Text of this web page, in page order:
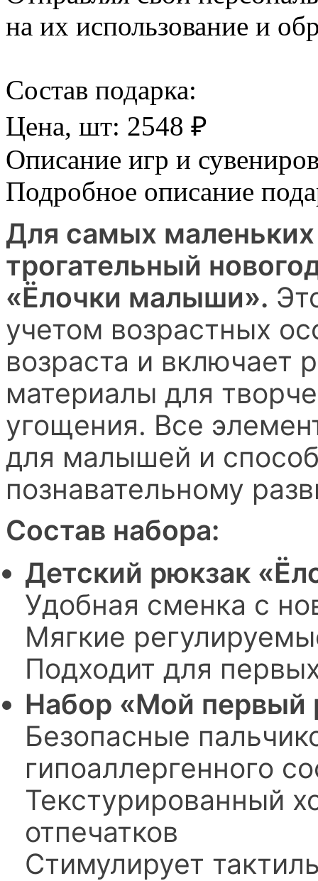
на их использование и
Cостав подарка:
Цена, шт: 2548 ₽
Описание игр и
Подробное описание
Для самых
трогательный
«Ёлочки малыши».
учетом возрастных
возраста и включает
материалы для
угощения. Все
для малышей и
познавательному
Состав набора:
Детский рюкзак
Удобная сменка с
Мягкие
Подходит для
Набор «Мой первый
Безопасные
гипоаллергенного
Текстурированный
отпечатков
Стимулирует